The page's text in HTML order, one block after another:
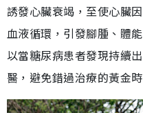
誘發心臟衰竭，至使心臟
血液循環，引發腳腫、體
以當糖尿病患者發現持續
醫，避免錯過治療的黃金時